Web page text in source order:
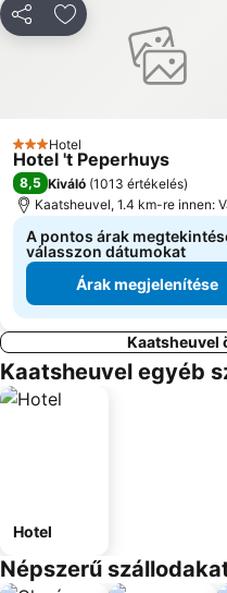
MegosztásHozzáadás a
3 Kategória
Hotel
Hotel 't Peperhuys
8,5 Kiváló (1013 értékelés)
Kaatsheuvel, 1.4 km-re innen:
A pontos árak
válasszon dátumokat
Árak megjelenítése
Kaatsheuvel
Kaatsheuvel egyéb
Hotel
Népszerű